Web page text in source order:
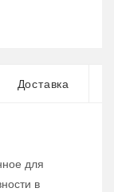
Доставка
для
в